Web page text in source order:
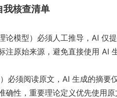
我核查清单
论模型）必须人工推导，AI 仅
注原始来源，避免直接使用 AI
必须阅读原文，AI 生成的摘要
确性，重要理论定义优先使用